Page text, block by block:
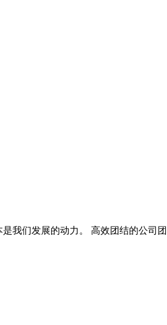
我们发展的动力。 高效团结的公司